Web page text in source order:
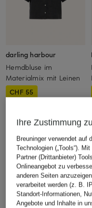
darling harbour
Hemdbluse im
Materialmix mit Leinen
CHF 55
Ihre Zustimmung
Breuninger verwendet auf
Technologien („Tools“).
Partner (Drittanbieter)
Onlineangebot zu
anderen Seiten
verarbeitet werden (z. B.
Standort-Informationen,
Angebote und Inhalte in